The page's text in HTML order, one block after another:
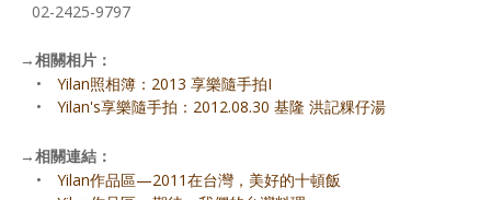
02-2425-9797
→相關相片：
•
Yilan照相簿：2013 享樂隨手拍I
•
Yilan's享樂隨手拍：2012.08.30 基隆 洪記粿仔湯
→相關連結：
•
Yilan作品區—2011在台灣，美好的十頓飯